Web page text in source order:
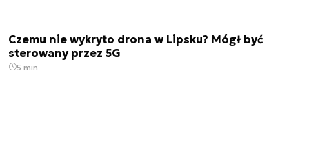
Czemu nie wykryto drona w Lipsku? Mógł być
sterowany przez 5G
5 min.